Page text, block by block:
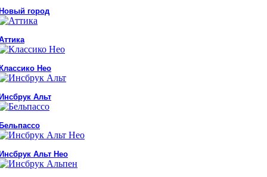
город
Нео
Альт
Альт Нео